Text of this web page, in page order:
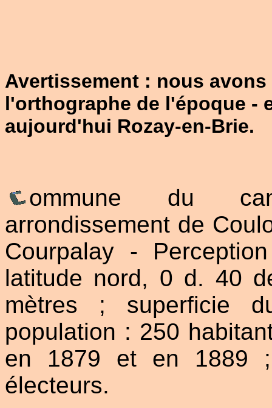
Avertissement : nous
l'orthographe de l'époque -
aujourd'hui Rozay-en-Brie.
ommune du
arrondissement de
Courpalay -
latitude nord, 0 d. 40
mètres ; superficie
population : 250
en 1879 et en 1889
électeurs.